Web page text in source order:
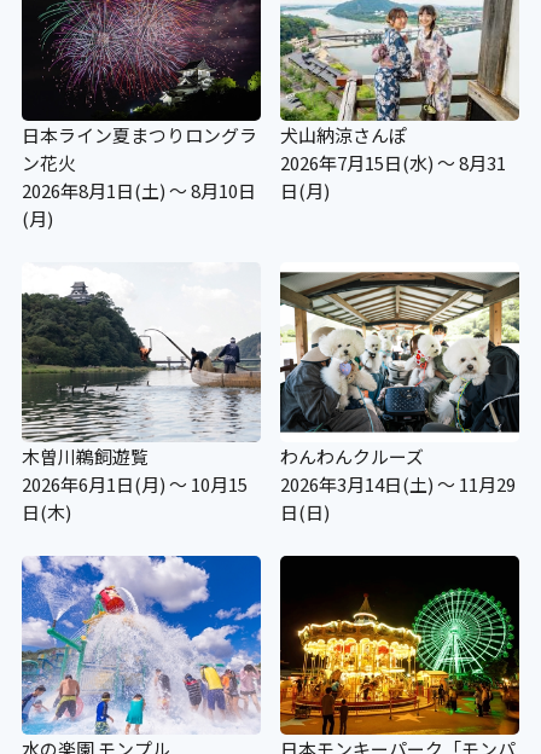
日本ライン夏まつりロングラ
ン花火
2026年8月1日(土) ～ 8月10日
(月)
犬山納涼さんぽ
2026年7月15日(水) ～ 8月31
日(月)
木曽川鵜飼遊覧
2026年6月1日(月) ～ 10月15
日(木)
わんわんクルーズ
2026年3月14日(土) ～ 11月29
日(日)
水の楽園 モンプル
日本モンキーパーク「モンパ